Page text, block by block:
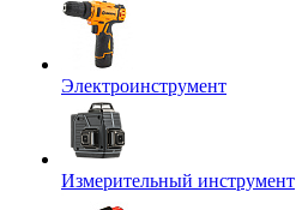
Электроинструмент
Измерительный инструмент